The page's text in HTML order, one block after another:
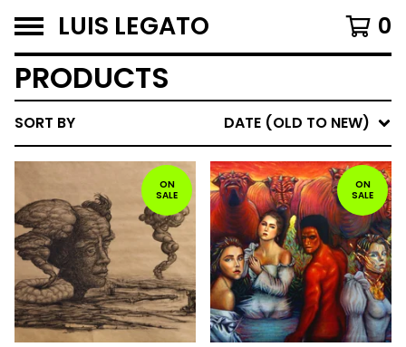
LUIS LEGATO 0
PRODUCTS
SORT BY DATE (OLD TO NEW)
ON
SALE
ON
SALE